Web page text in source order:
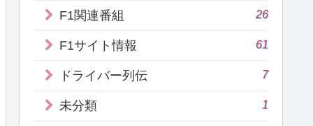
F1関連番組 26
F1サイト情報 61
ドライバー列伝 7
未分類 1